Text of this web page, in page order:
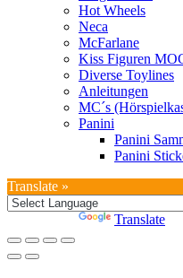
Hot Wheels
Neca
McFarlane
Kiss Figuren
Diverse Toylines
Anleitungen
MC´s
Panini
Panini
Panini
Translate »
Translate